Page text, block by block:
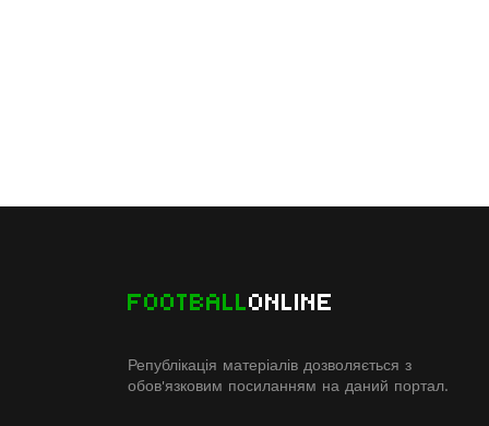
FOOTBALLONLINE
Републікація матеріалів дозволяється з
обов'язковим посиланням на даний портал.